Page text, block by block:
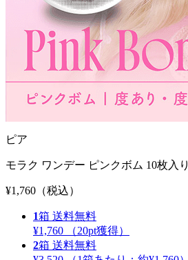
ピア
モラク ワンデー ピンクボム 10枚入り
¥1,760 （税込）
1箱 送料無料
¥1,760
（20pt獲得）
2箱 送料無料